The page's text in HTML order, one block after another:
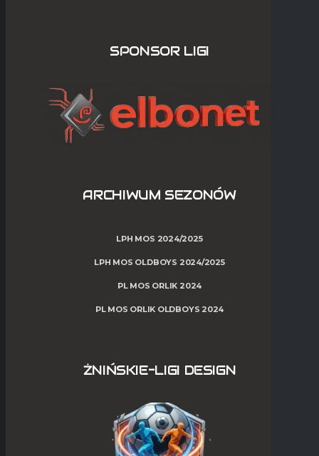
SPONSOR LIGI
ARCHIWUM SEZONÓW
LPH MOS 2024/2025
LPH MOS OLDBOYS 2024/2025
PL MOS ORLIK 2024
PL MOS ORLIK OLDBOYS 2024
ŻNIŃSKIE-LIGI DESIGN